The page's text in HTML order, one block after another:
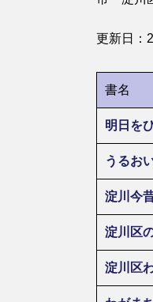
更新日：
書名
明日を
うるお
淀川今
淀川区
淀川区